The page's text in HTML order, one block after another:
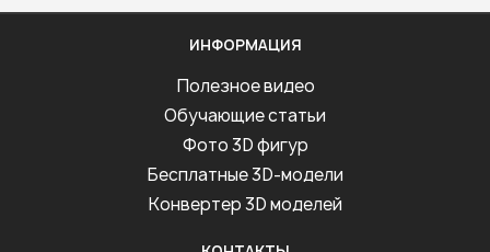
ИНФОРМАЦИЯ
Полезное видео
Обучающие статьи
Фото 3D фигур
Бесплатные 3D-модели
Конвертер 3D моделей